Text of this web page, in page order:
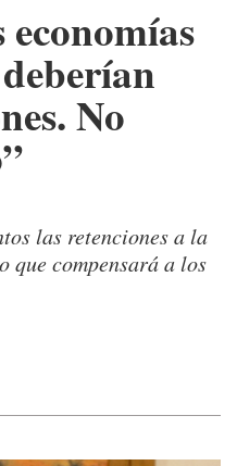
No
las retenciones a la
que compensará a los